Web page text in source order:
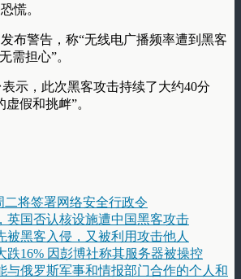
慌。
布警告，称“无线电广播频率遭到黑客
需担心”。
示，此次黑客攻击持续了大约40分
假和挑衅”。
二将签署网络安全行政令
英国否认核设施遭中国黑客攻击
被黑客入侵，又被利用攻击他人
跌16% 因彭博社称其服务器被操控
与俄罗斯军事和情报部门合作的个人和